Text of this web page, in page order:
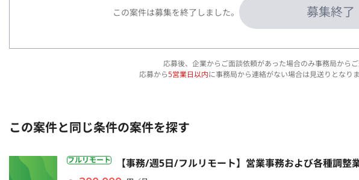
この案件は募集を終了しました。 募集終了
応募後、企業からご面談依頼があった場合のみ事務局からご
応募から5営業日以内に事務局から連絡がない場合は見送りとなり
この案件と同じ条件の案件を探す
フルリモート 【事務/週5日/フルリモート】営業事務および各種調整